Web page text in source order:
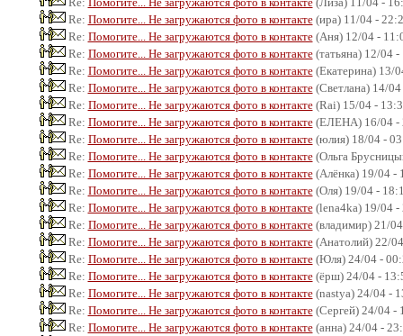
Re: Помогите... Не загружаются фото в контакте(ира) 11/04 -
Re: Помогите... Не загружаются фото в контакте(Аня) 12/04 -
Re: Помогите... Не загружаются фото в контакте(татьяна) 12/04
Re: Помогите... Не загружаются фото в контакте(Екатерина) 13/
Re: Помогите... Не загружаются фото в контакте(Светлана) 14/
Re: Помогите... Не загружаются фото в контакте(Rai) 15/04 -
Re: Помогите... Не загружаются фото в контакте(ЕЛЕНА) 16/04 -
Re: Помогите... Не загружаются фото в контакте(юлия) 18/04 -
Re: Помогите... Не загружаются фото в контакте(Ольга
Re: Помогите... Не загружаются фото в контакте(Алёнка) 19/04 -
Re: Помогите... Не загружаются фото в контакте(Оля) 19/04 -
Re: Помогите... Не загружаются фото в контакте(lena4ka) 19/04 -
Re: Помогите... Не загружаются фото в контакте(владимир) 21/
Re: Помогите... Не загружаются фото в контакте(Анатолий) 22/
Re: Помогите... Не загружаются фото в контакте(Юля) 24/04 -
Re: Помогите... Не загружаются фото в контакте(ёрш) 24/04 -
Re: Помогите... Не загружаются фото в контакте(nastya) 24/04 -
Re: Помогите... Не загружаются фото в контакте(Сергей) 24/04 -
Re: Помогите... Не загружаются фото в контакте(анна) 24/04 -